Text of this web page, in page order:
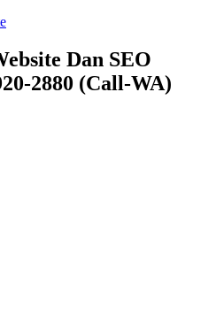
Dan SEO
2880 (Call-WA)